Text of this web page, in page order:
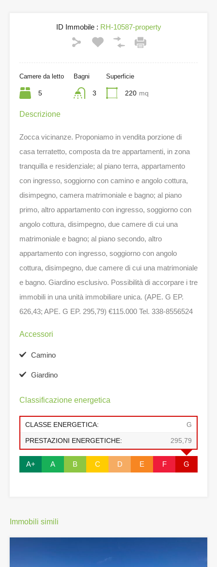
ID Immobile : RH-10587-property
Camere da letto
5
Bagni
3
Superficie
220 mq
Descrizione
Zocca vicinanze. Proponiamo in vendita porzione di
casa terratetto, composta da tre appartamenti, in zona
tranquilla e residenziale; al piano terra, appartamento
con ingresso, soggiorno con camino e angolo cottura,
disimpegno, camera matrimoniale e bagno; al piano
primo, altro appartamento con ingresso, soggiorno con
angolo cottura, disimpegno, due camere di cui una
matrimoniale e bagno; al piano secondo, altro
appartamento con ingresso, soggiorno con angolo
cottura, disimpegno, due camere di cui una matrimoniale
e bagno. Giardino esclusivo. Possibilità di accorpare i tre
immobili in una unità immobiliare unica. (APE. G EP.
626,43; APE. G EP. 295,79) €115.000 Tel. 338-8556524
Accessori
Camino
Giardino
Classificazione energetica
CLASSE ENERGETICA: G
PRESTAZIONI ENERGETICHE: 295,79
A+ A B C D E F G
Immobili simili